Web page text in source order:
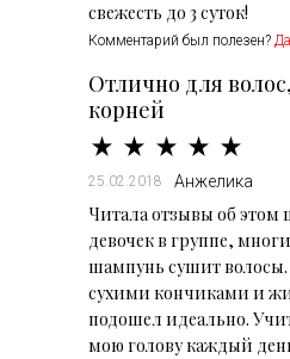
свежесть до 3 суток!
Комментарий был полезен? Да
Отлично для
корней
25.02.2018 Анжелика
Читала отзывы об этом
девочек в группе,
шампунь сушит волосы.
сухими кончиками и
подошел идеально.
мою голову каждый